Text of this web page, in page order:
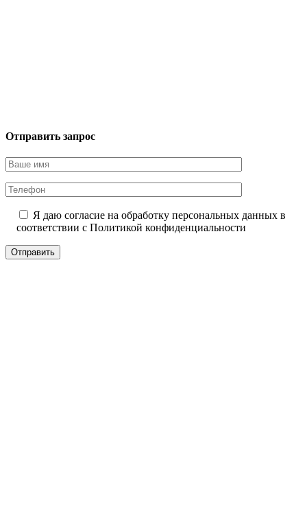
Отправить запрос
Я даю согласие на обработку персональных данных в
соответствии с Политикой конфиденциальности